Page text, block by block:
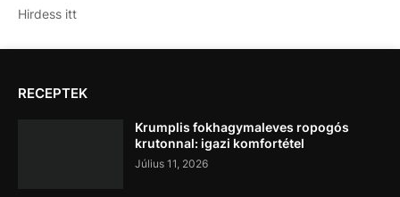
Hirdess itt
RECEPTEK
Krumplis fokhagymaleves ropogós
krutonnal: igazi komfortétel
Július 11, 2026